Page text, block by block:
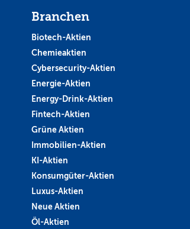
Branchen
Biotech-Aktien
Chemieaktien
Cybersecurity-Aktien
Energie-Aktien
Energy-Drink-Aktien
Fintech-Aktien
Grüne Aktien
Immobilien-Aktien
KI-Aktien
Konsumgüter-Aktien
Luxus-Aktien
Neue Aktien
Öl-Aktien